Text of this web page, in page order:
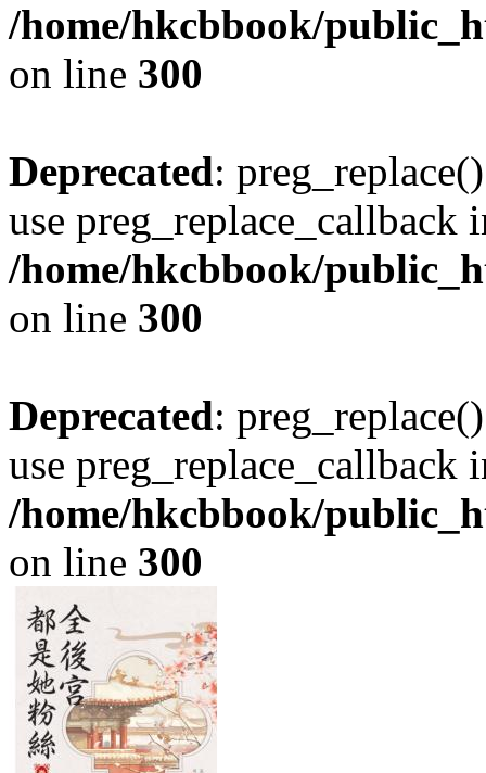
/home/hkcbbook/
on line 300
Deprecated:
use preg_replace_callback
/home/hkcbbook/
on line 300
Deprecated:
use preg_replace_callback
/home/hkcbbook/
on line 300